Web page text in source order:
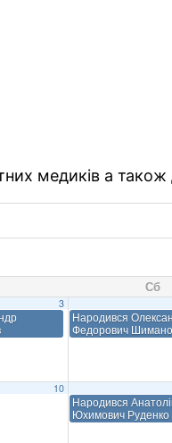
медиків а також
Сб
3
Народився
Федорович
10
Народився
Юхимович Руденко